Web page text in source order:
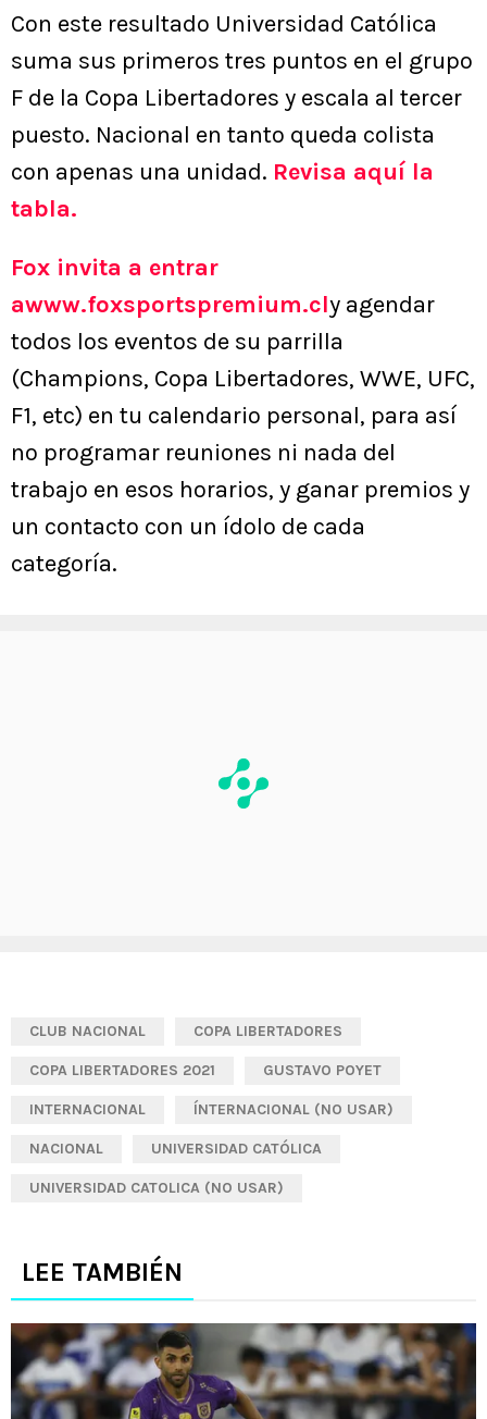
Con este resultado Universidad Católica
suma sus primeros tres puntos en el grupo
F de la Copa Libertadores y escala al tercer
puesto. Nacional en tanto queda colista
con apenas una unidad. Revisa aquí la
tabla.
Fox invita a entrar
awww.foxsportspremium.cly agendar
todos los eventos de su parrilla
(Champions, Copa Libertadores, WWE, UFC,
F1, etc) en tu calendario personal, para así
no programar reuniones ni nada del
trabajo en esos horarios, y ganar premios y
un contacto con un ídolo de cada
categoría.
CLUB NACIONAL COPA LIBERTADORES
COPA LIBERTADORES 2021 GUSTAVO POYET
INTERNACIONAL ÍNTERNACIONAL (NO USAR)
NACIONAL UNIVERSIDAD CATÓLICA
UNIVERSIDAD CATOLICA (NO USAR)
LEE TAMBIÉN